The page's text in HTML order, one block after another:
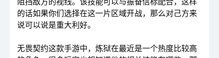
的话如果你们选择在这一片区域开战，那么对己方来
说可以说是重大利好。
无畏契约这款手游中，炼狱在最近是一个热度比较高